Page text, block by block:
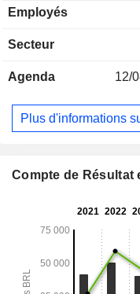
de produits de
soie, de la pâte
et Papier. Le
étranger, le surplus
que le segment
Fibria Terminal de
Employés
Secteur
Agenda 12/
Plus d'informations
Compte de Résultat